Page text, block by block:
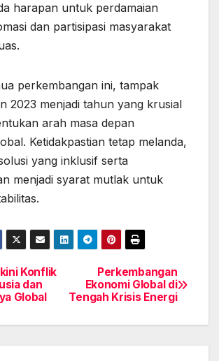
harapan untuk perdamaian
dan partisipasi masyarakat
perkembangan ini, tampak
2023 menjadi tahun yang krusial
arah masa depan
Ketidakpastian tetap melanda,
yang inklusif serta
menjadi syarat mutlak untuk
Perkembangan
Ekonomi Global di
Tengah Krisis Energi
Konflik
dan
Global